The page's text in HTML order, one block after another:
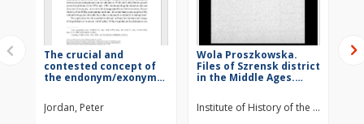
The crucial and
contested concept of
the endonym/exonym
Jordan, Peter
Wola Proszkowska.
Files of Szrensk district
in the Middle Ages.
Geographical
Dictionary of Masovia
Institute of History of the Polish